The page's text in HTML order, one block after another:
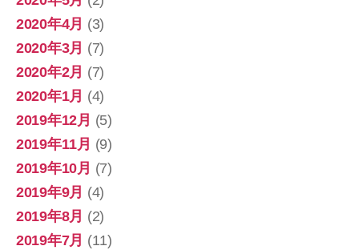
2020年4月 (3)
2020年3月 (7)
2020年2月 (7)
2020年1月 (4)
2019年12月 (5)
2019年11月 (9)
2019年10月 (7)
2019年9月 (4)
2019年8月 (2)
2019年7月 (11)